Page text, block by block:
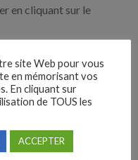
en cliquant sur le
de recherches,
sont nos
site Web pour vous
en mémorisant vos
En cliquant sur
de TOUS les
ACCEPTER